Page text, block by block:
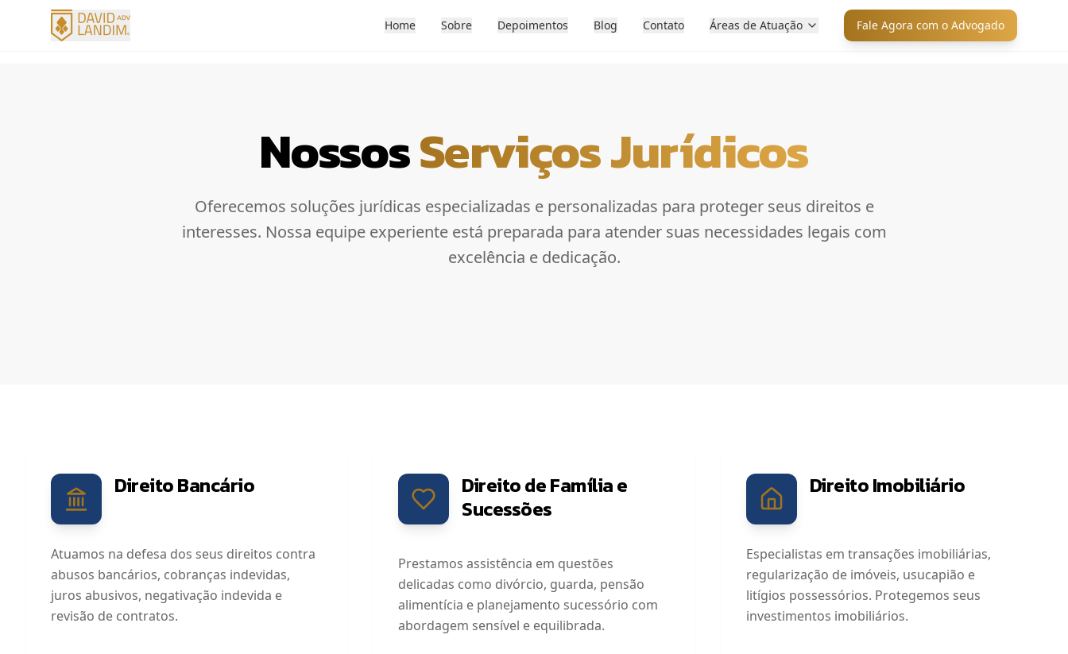
Home Sobre Depoimentos Blog Contato Áreas de Atuação Fale Agora com o Advogado
NossosServiços Jurídicos
Oferecemos soluções jurídicas especializadas e personalizadas para proteger seus direitos e
interesses. Nossa equipe experiente está preparada para atender suas necessidades legais com
excelência e dedicação.
Direito Bancário
Atuamos na defesa dos seus direitos contra
abusos bancários, cobranças indevidas,
juros abusivos, negativação indevida e
revisão de contratos.
Direito de Família e
Sucessões
Prestamos assistência em questões
delicadas como divórcio, guarda, pensão
alimentícia e planejamento sucessório com
abordagem sensível e equilibrada.
Direito Imobiliário
Especialistas em transações imobiliárias,
regularização de imóveis, usucapião e
litígios possessórios. Protegemos seus
investimentos imobiliários.